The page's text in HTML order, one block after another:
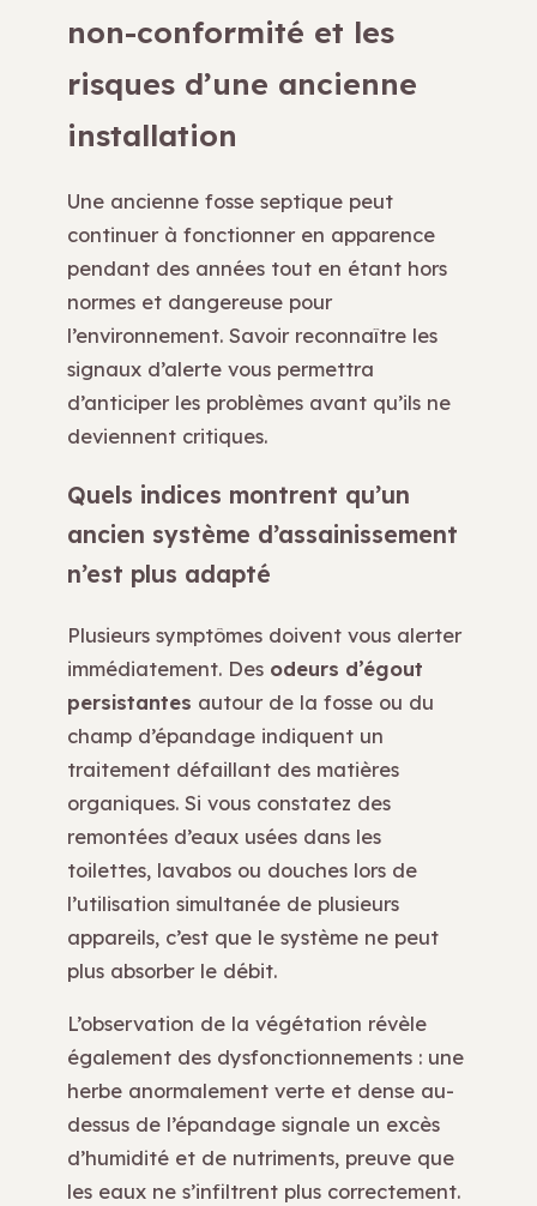
non-conformité et les
risques d’une ancienne
installation
Une ancienne fosse septique peut
continuer à fonctionner en apparence
pendant des années tout en étant hors
normes et dangereuse pour
l’environnement. Savoir reconnaître les
signaux d’alerte vous permettra
d’anticiper les problèmes avant qu’ils ne
deviennent critiques.
Quels indices montrent qu’un
ancien système d’assainissement
n’est plus adapté
Plusieurs symptômes doivent vous alerter
immédiatement. Des odeurs d’égout
persistantes autour de la fosse ou du
champ d’épandage indiquent un
traitement défaillant des matières
organiques. Si vous constatez des
remontées d’eaux usées dans les
toilettes, lavabos ou douches lors de
l’utilisation simultanée de plusieurs
appareils, c’est que le système ne peut
plus absorber le débit.
L’observation de la végétation révèle
également des dysfonctionnements : une
herbe anormalement verte et dense au-
dessus de l’épandage signale un excès
d’humidité et de nutriments, preuve que
les eaux ne s’infiltrent plus correctement.